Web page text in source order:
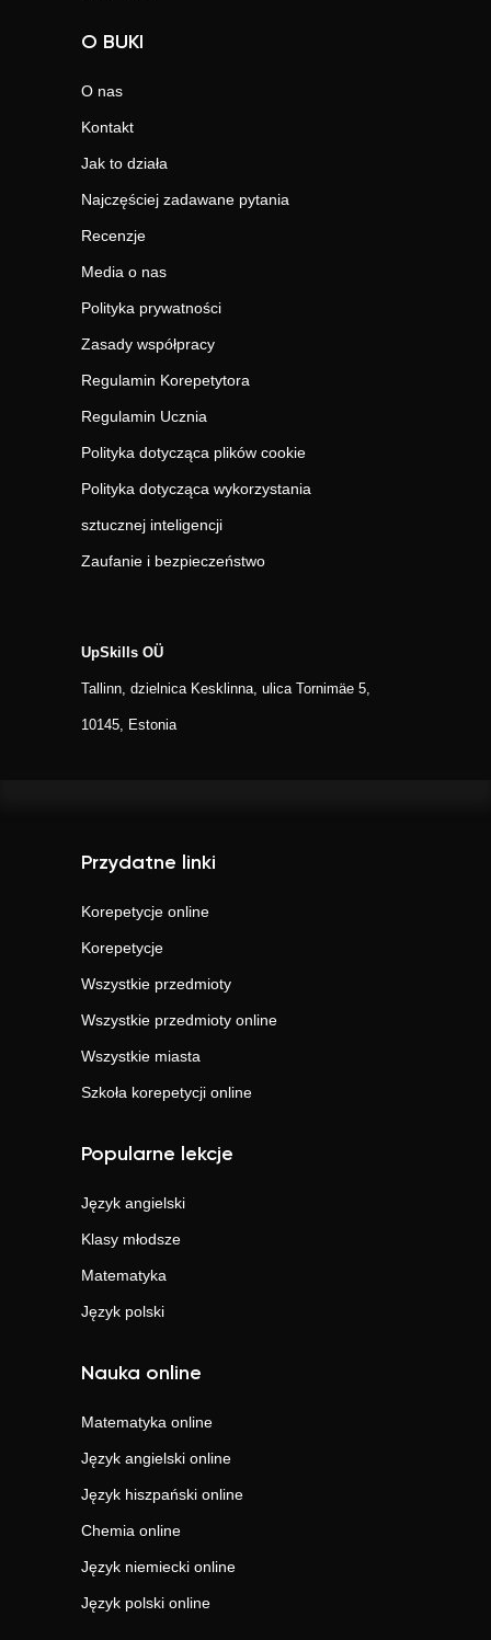
O BUKI
O nas
Kontakt
Jak to działa
Najczęściej zadawane pytania
Recenzje
Media o nas
Polityka prywatności
Zasady współpracy
Regulamin Korepetytora
Regulamin Ucznia
Polityka dotycząca plików cookie
Polityka dotycząca wykorzystania
sztucznej inteligencji
Zaufanie i bezpieczeństwo
UpSkills OÜ
Tallinn, dzielnica Kesklinna, ulica Tornimäe 5,
10145, Estonia
Przydatne linki
Korepetycje online
Korepetycje
Wszystkie przedmioty
Wszystkie przedmioty online
Wszystkie miasta
Szkoła korepetycji online
Popularne lekcje
Język angielski
Klasy młodsze
Matematyka
Język polski
Nauka online
Matematyka online
Język angielski online
Język hiszpański online
Chemia online
Język niemiecki online
Język polski online